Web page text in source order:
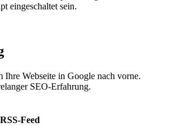
eingeschaltet sein.
Ihre Webseite in Google nach vorne.
SEO-Erfahrung.
Feed